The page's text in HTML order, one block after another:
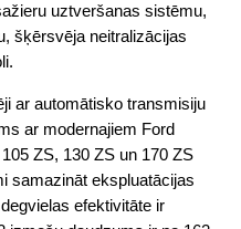
uztveršanas sistēmu,
šķērsvēja neitralizācijas
ar automātisko transmisiju
ar modernajiem Ford
ZS, 130 ZS un 170 ZS
samazināt ekspluatācijas
efektivitāte ir